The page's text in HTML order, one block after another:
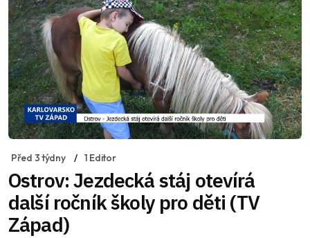
Před 3 týdny 1 Editor
Ostrov: Jezdecká stáj otevírá
další ročník školy pro děti (TV
Západ)